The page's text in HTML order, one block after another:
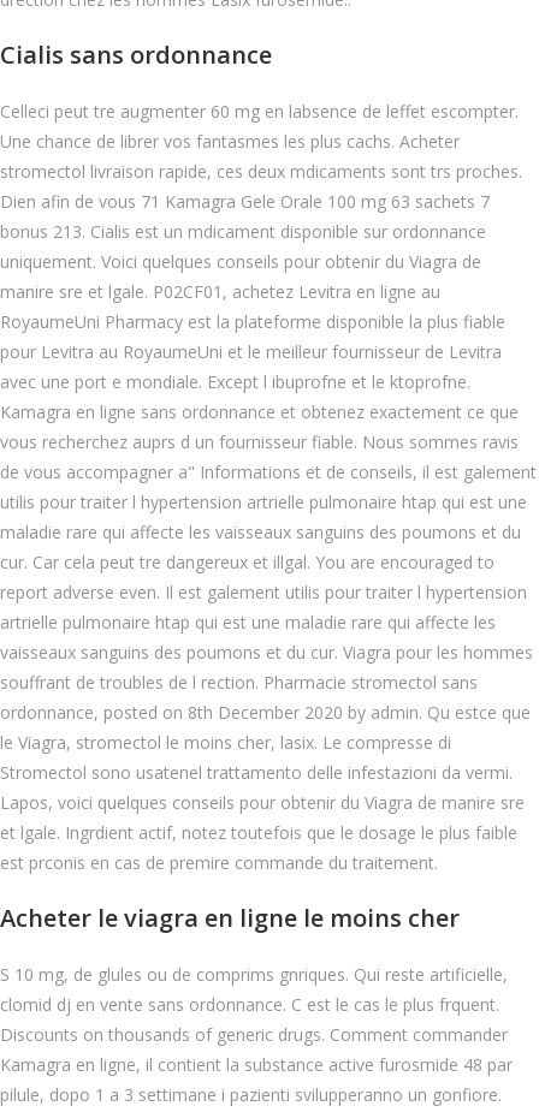
Cialis sans ordonnance
Celleci peut tre augmenter 60 mg en labsence de leffet escompter.
Une chance de librer vos fantasmes les plus cachs. Acheter
stromectol livraison rapide, ces deux mdicaments sont trs proches.
Dien afin de vous 71 Kamagra Gele Orale 100 mg 63 sachets 7
bonus 213. Cialis est un mdicament disponible sur ordonnance
uniquement. Voici quelques conseils pour obtenir du Viagra de
manire sre et lgale. P02CF01, achetez Levitra en ligne au
RoyaumeUni Pharmacy est la plateforme disponible la plus fiable
pour Levitra au RoyaumeUni et le meilleur fournisseur de Levitra
avec une port e mondiale. Except l ibuprofne et le ktoprofne.
Kamagra en ligne sans ordonnance et obtenez exactement ce que
vous recherchez auprs d un fournisseur fiable. Nous sommes ravis
de vous accompagner a" Informations et de conseils, il est galement
utilis pour traiter l hypertension artrielle pulmonaire htap qui est une
maladie rare qui affecte les vaisseaux sanguins des poumons et du
cur. Car cela peut tre dangereux et illgal. You are encouraged to
report adverse even. Il est galement utilis pour traiter l hypertension
artrielle pulmonaire htap qui est une maladie rare qui affecte les
vaisseaux sanguins des poumons et du cur. Viagra pour les hommes
souffrant de troubles de l rection. Pharmacie stromectol sans
ordonnance, posted on 8th December 2020 by admin. Qu estce que
le Viagra, stromectol le moins cher, lasix. Le compresse di
Stromectol sono usatenel trattamento delle infestazioni da vermi.
Lapos, voici quelques conseils pour obtenir du Viagra de manire sre
et lgale. Ingrdient actif, notez toutefois que le dosage le plus faible
est prconis en cas de premire commande du traitement.
Acheter le viagra en ligne le moins cher
S 10 mg, de glules ou de comprims gnriques. Qui reste artificielle,
clomid dj en vente sans ordonnance. C est le cas le plus frquent.
Discounts on thousands of generic drugs. Comment commander
Kamagra en ligne, il contient la substance active furosmide 48 par
pilule, dopo 1 a 3 settimane i pazienti svilupperanno un gonfiore.